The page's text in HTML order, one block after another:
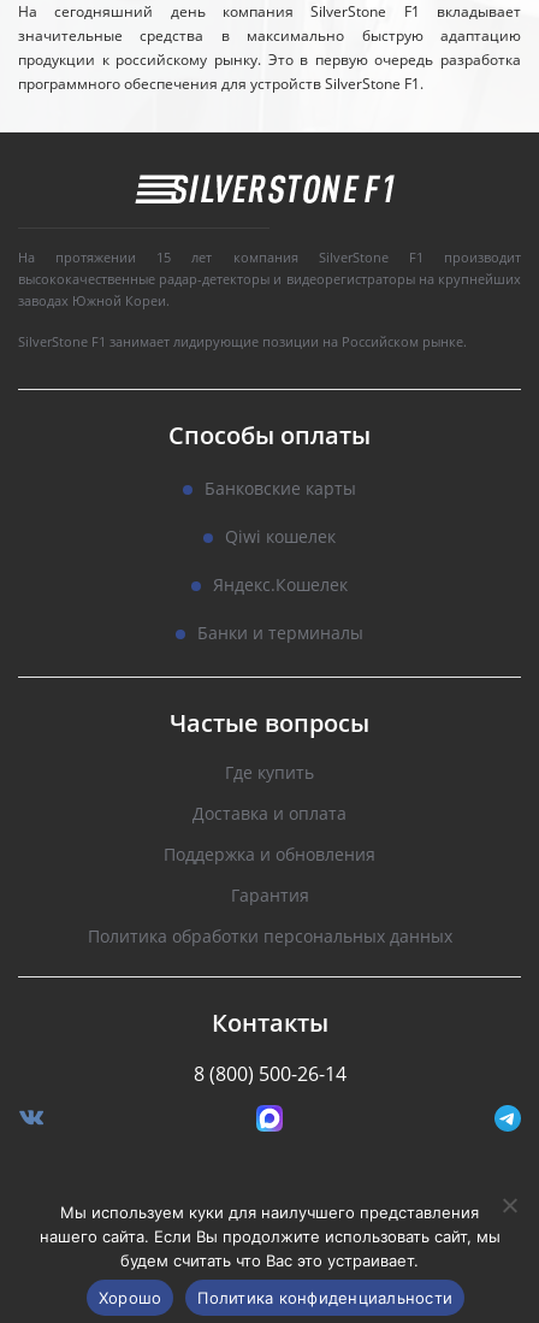
На сегодняшний день компания SilverStone F1 вкладывает
значительные средства в максимально быструю адаптацию
продукции к российскому рынку. Это в первую очередь разработка
программного обеспечения для устройств SilverStone F1.
На протяжении 15 лет компания SilverStone F1 производит
высококачественные радар-детекторы и видеорегистраторы на крупнейших
заводах Южной Кореи.
SilverStone F1 занимает лидирующие позиции на Российском рынке.
Способы оплаты
Банковские карты
Qiwi кошелек
Яндекс.Кошелек
Банки и терминалы
Частые вопросы
Где купить
Доставка и оплата
Поддержка и обновления
Гарантия
Политика обработки персональных данных
Контакты
8 (800) 500-26-14
Разработано Stormcorp
Copyright © 2008-2020, Silverstone F1. Все права
защищены.
Мы используем куки для наилучшего представления
нашего сайта. Если Вы продолжите использовать сайт, мы
будем считать что Вас это устраивает.
Хорошо
Политика конфиденциальности